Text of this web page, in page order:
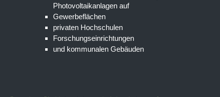
Photovoltaikanlagen auf
Gewerbeflächen
privaten Hochschulen
Forschungseinrichtungen
und kommunalen Gebäuden